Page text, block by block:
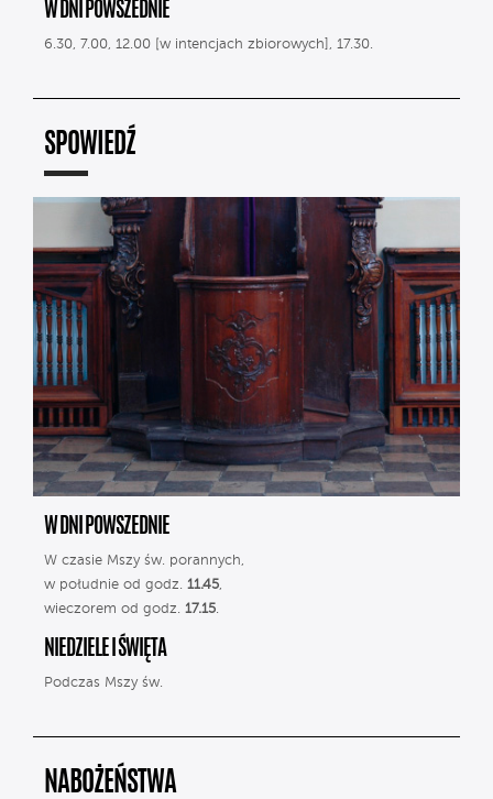
W DNI POWSZEDNIE
6.30, 7.00, 12.00 [w intencjach zbiorowych], 17.30.
SPOWIEDŹ
W DNI POWSZEDNIE
W czasie Mszy św. porannych,
w południe od godz. 11.45
wieczorem od godz. 17.15
NIEDZIELE I ŚWIĘTA
Podczas Mszy św.
NABOŻEŃSTWA